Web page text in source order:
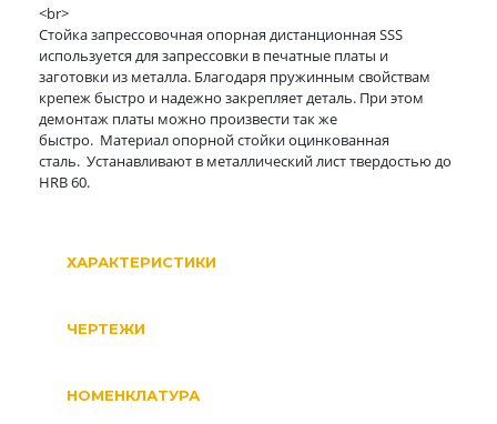
<br>
Стойка запрессовочная опорная дистанционная SSS
используется для запрессовки в печатные платы и
заготовки из металла. Благодаря пружинным свойствам
крепеж быстро и надежно закрепляет деталь. При этом
демонтаж платы можно произвести так же
быстро. Материал опорной стойки оцинкованная
сталь. Устанавливают в металлический лист твердостью до
HRB 60.
ХАРАКТЕРИСТИКИ
ЧЕРТЕЖИ
НОМЕНКЛАТУРА